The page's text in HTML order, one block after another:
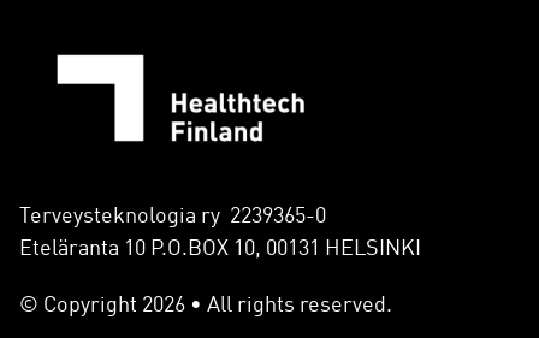
Terveysteknologia ry 2239365-0
Eteläranta 10 P.O.BOX 10, 00131 HELSINKI
© Copyright 2026 • All rights reserved.